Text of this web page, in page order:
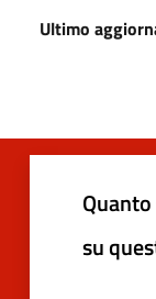
Ultimo
su